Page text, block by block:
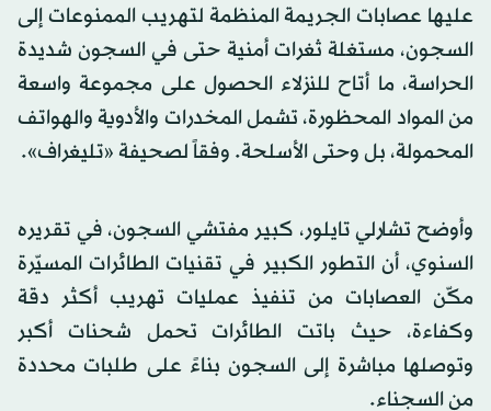
عليها عصابات الجريمة المنظمة لتهريب الممنوعات إلى
السجون، مستغلة ثغرات أمنية حتى في السجون شديدة
الحراسة، ما أتاح للنزلاء الحصول على مجموعة واسعة
من المواد المحظورة، تشمل المخدرات والأدوية والهواتف
المحمولة، بل وحتى الأسلحة. وفقاً لصحيفة «تليغراف».
وأوضح تشارلي تايلور، كبير مفتشي السجون، في تقريره
السنوي، أن التطور الكبير في تقنيات الطائرات المسيّرة
مكّن العصابات من تنفيذ عمليات تهريب أكثر دقة
وكفاءة، حيث باتت الطائرات تحمل شحنات أكبر
وتوصلها مباشرة إلى السجون بناءً على طلبات محددة
من السجناء.